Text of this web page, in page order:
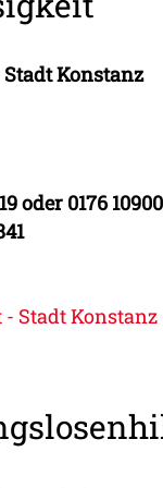
Konstanz
oder 0176
Stadt Konstanz